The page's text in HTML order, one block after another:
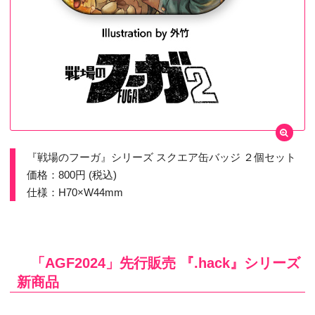
『戦場のフーガ』シリーズ スクエア缶バッジ ２個セット
価格：800円 (税込)
仕様：H70×W44mm
「AGF2024」先行販売 『.hack』シリーズ
新商品